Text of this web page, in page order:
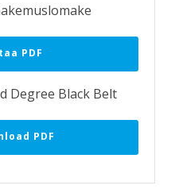
PDF
Degree Black Belt
PDF